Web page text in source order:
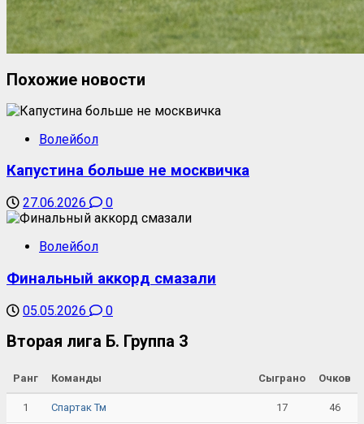
Похожие новости
Волейбол
Капустина больше не москвичка
27.06.2026 0
Волейбол
Финальный аккорд смазали
05.05.2026 0
Вторая лига Б. Группа 3
Ранг Команды Сыграно Очков
1 Спартак Тм 17 46